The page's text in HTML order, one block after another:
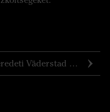
alkatrészekről